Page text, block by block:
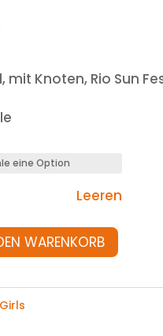
mit Knoten, Rio Sun
Leeren
WARENKORB